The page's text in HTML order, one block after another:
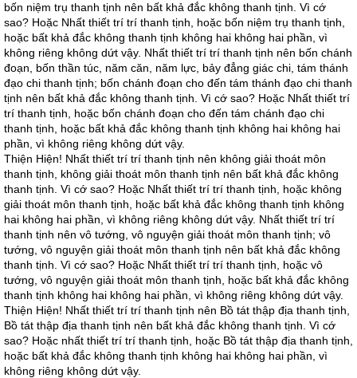
bốn niệm trụ thanh tịnh nên bất khả đắc không thanh tịnh. Vì cớ
sao? Hoặc Nhất thiết trí trí thanh tịnh, hoặc bốn niệm trụ thanh tịnh,
hoặc bất khả đắc không thanh tịnh không hai không hai phần, vì
không riêng không dứt vậy. Nhất thiết trí trí thanh tịnh nên bốn chánh
đoạn, bốn thần túc, năm căn, năm lực, bảy đẳng giác chi, tám thánh
đạo chi thanh tịnh; bốn chánh đoạn cho đến tám thánh đạo chi thanh
tịnh nên bất khả đắc không thanh tịnh. Vì cớ sao? Hoặc Nhất thiết trí
trí thanh tịnh, hoặc bốn chánh đoạn cho đến tám chánh đạo chi
thanh tịnh, hoặc bất khả đắc không thanh tịnh không hai không hai
phần, vì không riêng không dứt vậy.
Thiện Hiện! Nhất thiết trí trí thanh tịnh nên không giải thoát môn
thanh tịnh, không giải thoát môn thanh tịnh nên bất khả đắc không
thanh tịnh. Vì cớ sao? Hoặc Nhất thiết trí trí thanh tịnh, hoặc không
giải thoát môn thanh tịnh, hoặc bất khả đắc không thanh tịnh không
hai không hai phần, vì không riêng không dứt vậy. Nhất thiết trí trí
thanh tịnh nên vô tướng, vô nguyện giải thoát môn thanh tịnh; vô
tướng, vô nguyện giải thoát môn thanh tịnh nên bất khả đắc không
thanh tịnh. Vì cớ sao? Hoặc Nhất thiết trí trí thanh tịnh, hoặc vô
tướng, vô nguyện giải thoát môn thanh tịnh, hoặc bất khả đắc không
thanh tịnh không hai không hai phần, vì không riêng không dứt vậy.
Thiện Hiện! Nhất thiết trí trí thanh tịnh nên Bồ tát thập địa thanh tịnh,
Bồ tát thập địa thanh tịnh nên bất khả đắc không thanh tịnh. Vì cớ
sao? Hoặc nhất thiết trí trí thanh tịnh, hoặc Bồ tát thập địa thanh tịnh,
hoặc bất khả đắc không thanh tịnh không hai không hai phần, vì
không riêng không dứt vậy.